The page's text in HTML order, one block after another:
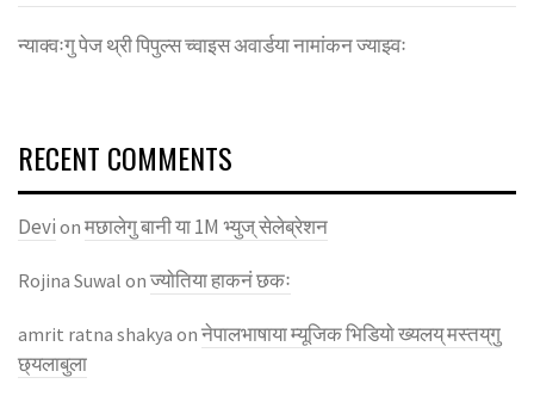
न्याक्वःगु पेज थ्री पिपुल्स च्वाइस अवार्डया नामांकन ज्याझ्वः
RECENT COMMENTS
Devi on मछालेगु बानी या 1M भ्युज् सेलेब्रेशन
Rojina Suwal on ज्याेतिया हाकनं छकः
amrit ratna shakya on नेपालभाषाया म्यूजिक भिडियाे ख्यलय् मस्तय्‌गु
छ्यलाबुला